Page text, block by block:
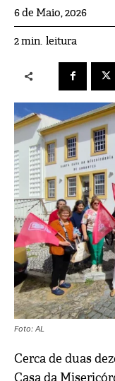
6 de Maio, 2026
2min. leitura
Foto: AL
Cerca de duas
Casa da